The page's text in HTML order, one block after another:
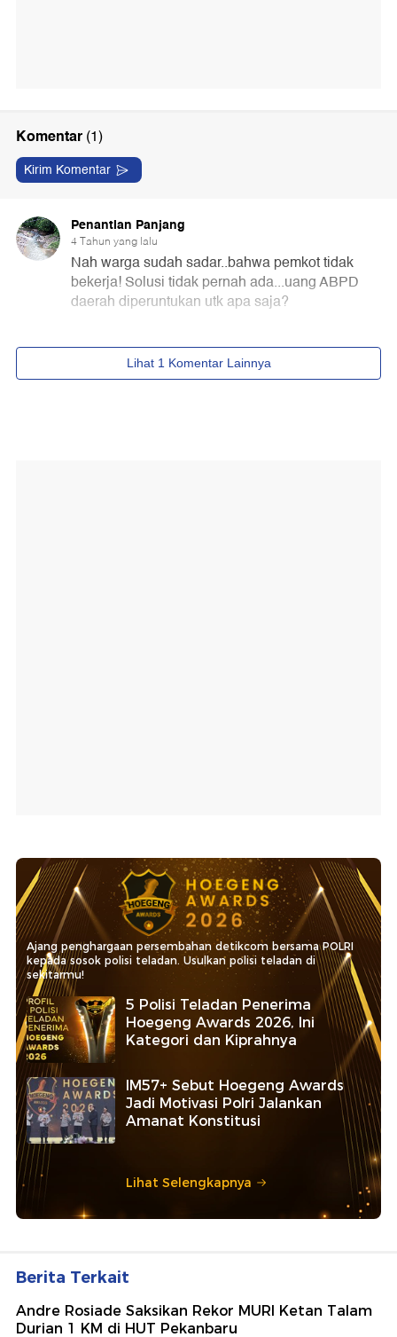
Ajang penghargaan persembahan detikcom bersama POLRI
kepada sosok polisi teladan. Usulkan polisi teladan di
sekitarmu!
5 Polisi Teladan Penerima
Hoegeng Awards 2026, Ini
Kategori dan Kiprahnya
IM57+ Sebut Hoegeng Awards
Jadi Motivasi Polri Jalankan
Amanat Konstitusi
Lihat Selengkapnya
Berita Terkait
Andre Rosiade Saksikan Rekor MURI Ketan Talam
Durian 1 KM di HUT Pekanbaru